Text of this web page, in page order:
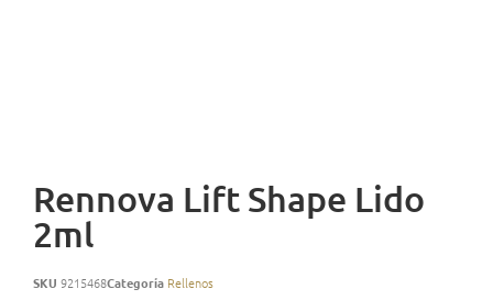
Rennova Lift Shape Lido
2ml
SKU 9215468Categoría Rellenos